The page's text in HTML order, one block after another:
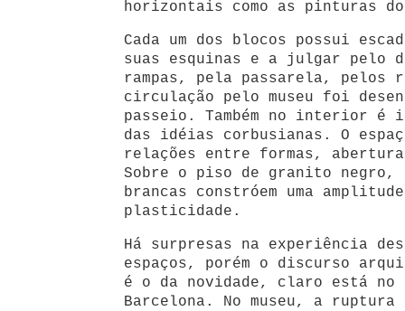
horizontais como as pinturas
Cada um dos blocos possui
suas esquinas e a julgar pelo
rampas, pela passarela, pelos
circulação pelo museu foi
passeio. Também no interior é
das idéias corbusianas. O
relações entre formas,
Sobre o piso de granito negro,
brancas constróem uma
plasticidade.
Há surpresas na experiência
espaços, porém o discurso
é o da novidade, claro está
Barcelona. No museu, a ruptura